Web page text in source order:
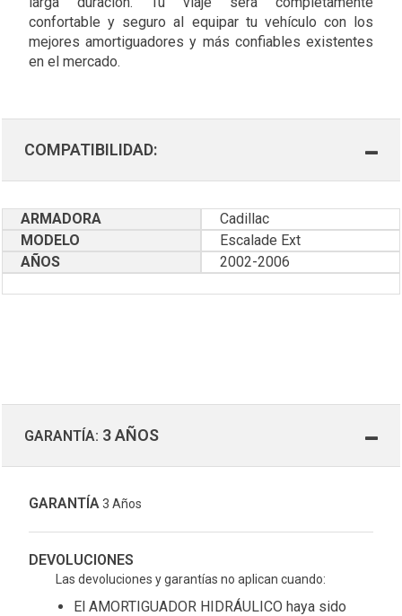
confortable y seguro al equipar tu vehículo con los
mejores amortiguadores y más confiables existentes
en el mercado.
COMPATIBILIDAD:
ARMADORA
Cadillac
MODELO
Escalade Ext
AÑOS
2002-2006
GARANTÍA: 3 AÑOS
GARANTÍA 3 Años
DEVOLUCIONES
Las devoluciones y garantías no aplican cuando:
El AMORTIGUADOR HIDRÁULICO haya sido